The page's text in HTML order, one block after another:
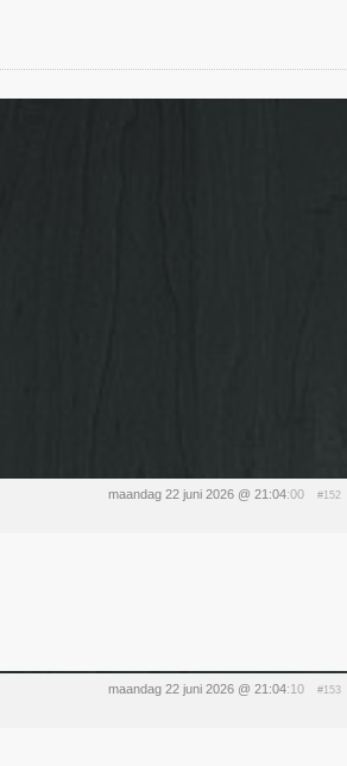
maandag 22 juni 2026 @ 21:04:00 #152
maandag 22 juni 2026 @ 21:04:10 #153